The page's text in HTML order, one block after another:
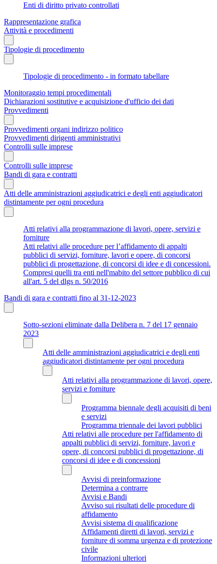
Enti di diritto privato controllati
Rappresentazione grafica
Attività e procedimenti
Tipologie di procedimento
Tipologie di procedimento - in formato tabellare
Monitoraggio tempi procedimentali
Dichiarazioni sostitutive e acquisizione d'ufficio dei dati
Provvedimenti
Provvedimenti organi indirizzo politico
Provvedimenti dirigenti amministrativi
Controlli sulle imprese
Controlli sulle imprese
Bandi di gara e contratti
Atti delle amministrazioni aggiudicatrici e degli enti aggiudicatori
distintamente per ogni procedura
Atti relativi alla programmazione di lavori, opere, servizi e
forniture
Atti relativi alle procedure per l’affidamento di appalti
pubblici di servizi, forniture, lavori e opere, di concorsi
pubblici di progettazione, di concorsi di idee e di concessioni.
Compresi quelli tra enti nell'mabito del settore pubblico di cui
all'art. 5 del dlgs n. 50/2016
Bandi di gara e contratti fino al 31-12-2023
Sotto-sezioni eliminate dalla Delibera n. 7 del 17 gennaio
2023
Atti delle amministrazioni aggiudicatrici e degli enti
aggiudicatori distintamente per ogni procedura
Atti relativi alla programmazione di lavori, opere,
servizi e forniture
Programma biennale degli acquisiti di beni
e servizi
Programma triennale dei lavori pubblici
Atti relativi alle procedure per l'affidamento di
appalti pubblici di servizi, forniture, lavori e
opere, di concorsi pubblici di progettazione, di
concorsi di idee e di concessioni
Avvisi di preinformazione
Determina a contrarre
Avvisi e Bandi
Avviso sui risultati delle procedure di
affidamento
Avvisi sistema di qualificazione
Affidamenti diretti di lavori, servizi e
forniture di somma urgenza e di protezione
civile
Informazioni ulteriori